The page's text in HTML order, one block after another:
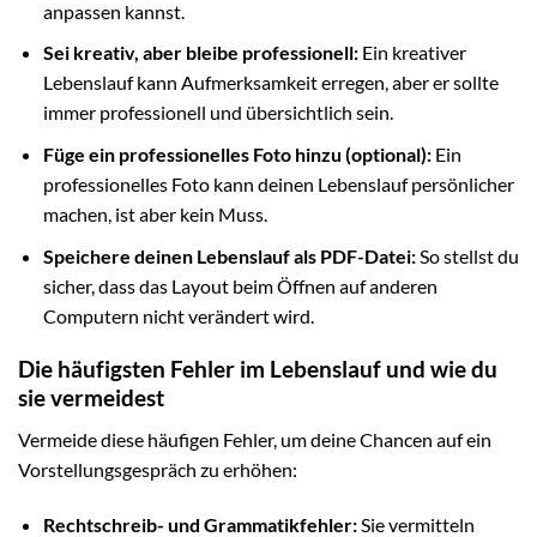
anpassen kannst.
Sei kreativ, aber bleibe professionell:Ein kreativer
Lebenslauf kann Aufmerksamkeit erregen, aber er sollte
immer professionell und übersichtlich sein.
Füge ein professionelles Foto hinzu (optional):Ein
professionelles Foto kann deinen Lebenslauf persönlicher
machen, ist aber kein Muss.
Speichere deinen Lebenslauf als PDF-Datei:So stellst du
sicher, dass das Layout beim Öffnen auf anderen
Computern nicht verändert wird.
Die häufigsten Fehler im Lebenslauf und wie du
sie vermeidest
Vermeide diese häufigen Fehler, um deine Chancen auf ein
Vorstellungsgespräch zu erhöhen:
Rechtschreib- und Grammatikfehler:Sie vermitteln